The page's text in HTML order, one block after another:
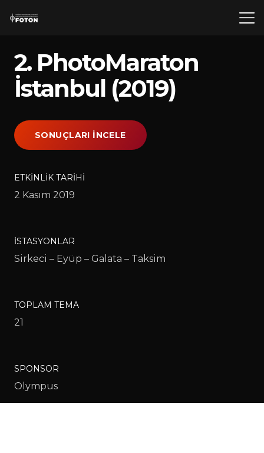
2. PhotoMaraton
İstanbul (2019)
SONUÇLARI İNCELE
ETKINLIK TARIHI
2 Kasım 2019
İSTASYONLAR
Sirkeci – Eyüp – Galata – Taksim
TOPLAM TEMA
21
SPONSOR
Olympus